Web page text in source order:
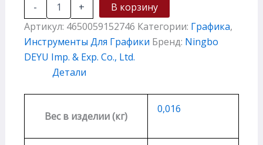
- +
В корзину
Артикул: 4650059152746 Категории: Графика,
Инструменты Для Графики Бренд: Ningbo
DEYU Imp. & Exp. Co., Ltd.
Детали
Вес в изделии (кг)
0,016